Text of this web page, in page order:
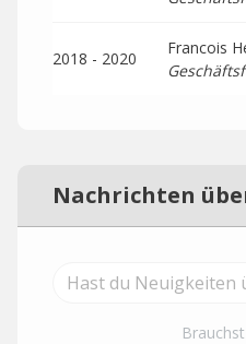
2018 - 2020
Francois
Nachrichten